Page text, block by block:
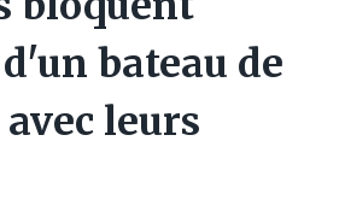
bateau de
leurs